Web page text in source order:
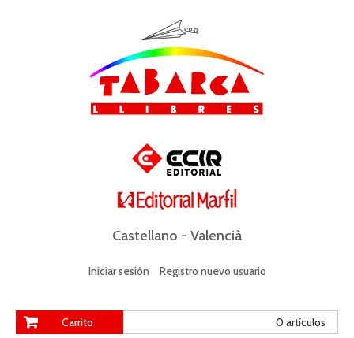
Castellano - Valencià
Iniciar sesión Registro nuevo usuario
Carrito 0 artículos